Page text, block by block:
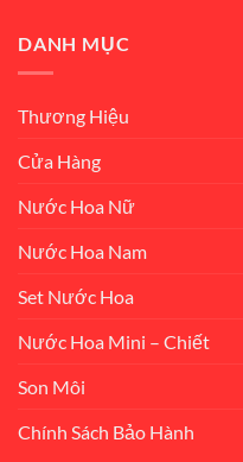
DANH MỤC
Thương Hiệu
Cửa Hàng
Nước Hoa Nữ
Nước Hoa Nam
Set Nước Hoa
Nước Hoa Mini – Chiết
Son Môi
Chính Sách Bảo Hành